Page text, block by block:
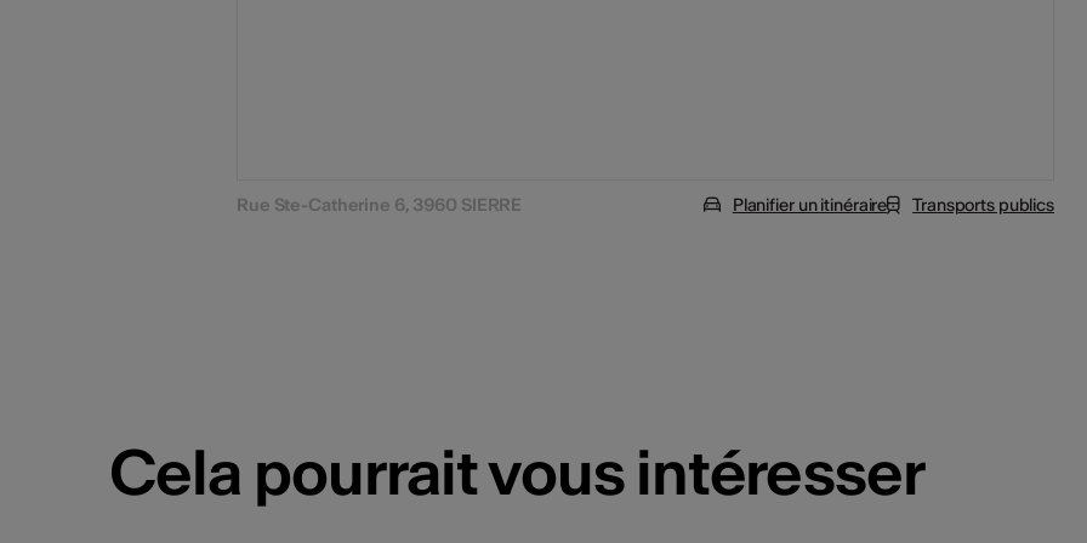
Rue Ste-Catherine 6, 3960 SIERRE Planifier un itinéraire Transports publics
Cela pourrait vous intéresser